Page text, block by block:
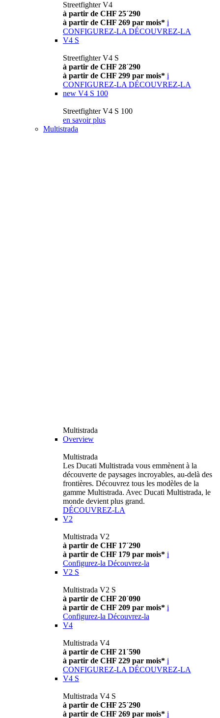
Streetfighter V4
à partir de CHF 25´290
à partir de CHF 269 par mois* i
CONFIGUREZ-LA DÉCOUVREZ-LA
V4 S
Streetfighter V4 S
à partir de CHF 28´290
à partir de CHF 299 par mois* i
CONFIGUREZ-LA DÉCOUVREZ-LA
new V4 S 100
Streetfighter V4 S 100
en savoir plus
Multistrada
Multistrada
Overview
Multistrada
Les Ducati Multistrada vous emmènent à la
découverte de paysages incroyables, au-delà des
frontières. Découvrez tous les modèles de la
gamme Multistrada. Avec Ducati Multistrada, le
monde devient plus grand.
DÉCOUVREZ-LA
V2
Multistrada V2
à partir de CHF 17´290
à partir de CHF 179 par mois* i
Configurez-la Découvrez-la
V2 S
Multistrada V2 S
à partir de CHF 20´090
à partir de CHF 209 par mois* i
Configurez-la Découvrez-la
V4
Multistrada V4
à partir de CHF 21´590
à partir de CHF 229 par mois* i
CONFIGUREZ-LA DÉCOUVREZ-LA
V4 S
Multistrada V4 S
à partir de CHF 25´290
à partir de CHF 269 par mois* i